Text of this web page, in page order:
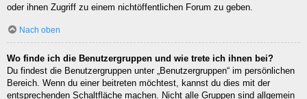
oder ihnen Zugriff zu einem nichtöffentlichen Forum zu geben.
Nach oben
Wo finde ich die Benutzergruppen und wie trete ich ihnen bei?
Du findest die Benutzergruppen unter „Benutzergruppen“ im persönlichen
Bereich. Wenn du einer beitreten möchtest, kannst du dies mit der
entsprechenden Schaltfläche machen. Nicht alle Gruppen sind allgemein